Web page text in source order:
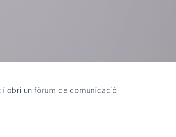
obri un fòrum de comunicació